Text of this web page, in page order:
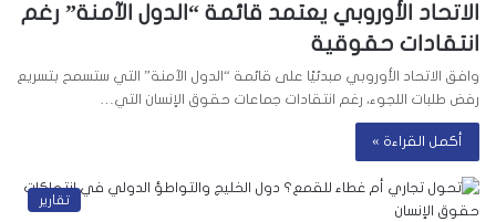
الاتحاد الأوروبي يعتمد قائمة “الدول الآمنة” رغم
انتقادات حقوقية
وافق الاتحاد الأوروبي مبدئيًا على قائمة “الدول الآمنة” التي ستسمح بتسريع
رفض طلبات اللجوء، رغم انتقادات جماعات حقوق الإنسان التي…
أكمل القراءة »
تقارير